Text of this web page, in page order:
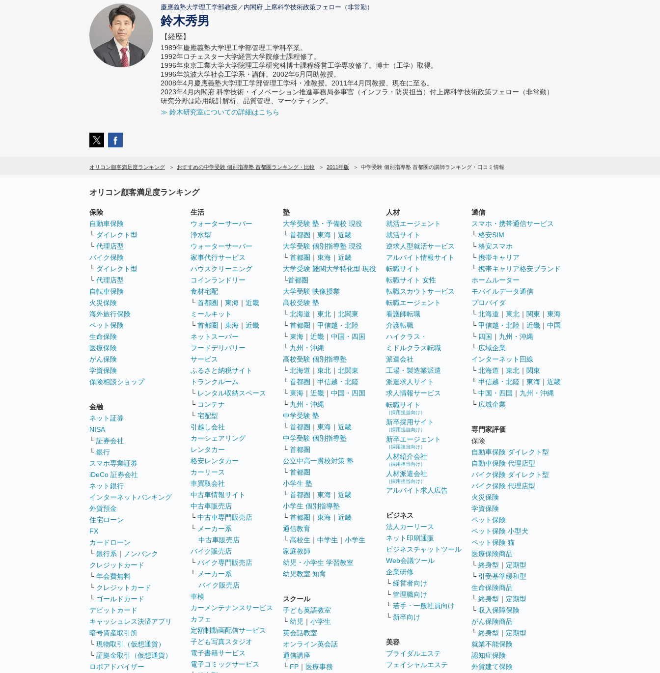
慶應義塾大学理工学部教授／内閣府 上席科学技術政策フェロー（非常勤）
鈴木秀男
【経歴】
1989年慶應義塾大学理工学部管理工学科卒業。
1992年ロチェスター大学経営大学院修士課程修了。
1996年東京工業大学大学院理工学研究科博士課程経営工学専攻修了。博士（工学）取得。
1996年筑波大学社会工学系・講師。2002年6月同助教授。
2008年4月慶應義塾大学理工学部管理工学科・准教授。2011年4月同教授、現在に至る。
2023年4月内閣府 科学技術・イノベーション推進事務局参事官（インフラ・防災担当）付上席科学技術政策フェロー（非常勤）
研究分野は応用統計解析、品質管理、マーケティング。
≫ 鈴木研究室についての詳細はこちら
オリコン顧客満足度ランキング おすすめの中学受験 個別指導塾 首都圏ランキング・比較 2011年版 中学受験 個別指導塾 首都圏の講師ランキング・口コミ情報
オリコン顧客満足度ランキング
保険
自動車保険
└ ダイレクト型
└ 代理店型
バイク保険
└ ダイレクト型
└ 代理店型
自転車保険
火災保険
海外旅行保険
ペット保険
生命保険
医療保険
がん保険
学資保険
保険相談ショップ
金融
ネット証券
NISA
└ 証券会社
└ 銀行
スマホ専業証券
iDeCo 証券会社
ネット銀行
インターネットバンキング
外貨預金
住宅ローン
FX
カードローン
└ 銀行系 ｜ ノンバンク
クレジットカード
└ 年会費無料
└ クレジットカード
└ ゴールドカード
デビットカード
キャッシュレス決済アプリ
暗号資産取引所
└ 現物取引（仮想通貨）
└ 証拠金取引（仮想通貨）
ロボアドバイザー
生活
ウォーターサーバー
浄水型
ウォーターサーバー
家事代行サービス
ハウスクリーニング
コインランドリー
食材宅配
└ 首都圏 ｜ 東海 ｜ 近畿
ミールキット
└ 首都圏 ｜ 東海 ｜ 近畿
ネットスーパー
フードデリバリー
サービス
ふるさと納税サイト
トランクルーム
└ レンタル収納スペース
└ コンテナ
└ 宅配型
引越し会社
カーシェアリング
レンタカー
格安レンタカー
カーリース
車買取会社
中古車情報サイト
中古車販売店
└ 中古車専門販売店
└ メーカー系
中古車販売店
バイク販売店
└ バイク専門販売店
└ メーカー系
バイク販売店
車検
カーメンテナンスサービス
カフェ
定額制動画配信サービス
子ども写真スタジオ
電子書籍サービス
電子コミックサービス
塾
大学受験 塾・予備校 現役
└ 首都圏 ｜ 東海 ｜ 近畿
大学受験 個別指導塾 現役
└ 首都圏 ｜ 東海 ｜ 近畿
大学受験 難関大学特化型 現役
└首都圏
大学受験 映像授業
高校受験 塾
└ 北海道 ｜ 東北 ｜ 北関東
└ 首都圏 ｜ 甲信越・北陸
└ 東海 ｜ 近畿 ｜ 中国・四国
└ 九州・沖縄
高校受験 個別指導塾
└ 北海道 ｜ 東北 ｜ 北関東
└ 首都圏 ｜ 甲信越・北陸
└ 東海 ｜ 近畿 ｜ 中国・四国
└ 九州・沖縄
中学受験 塾
└ 首都圏 ｜ 東海 ｜ 近畿
中学受験 個別指導塾
└ 首都圏
公立中高一貫校対策 塾
└ 首都圏
小学生 塾
└ 首都圏 ｜ 東海 ｜ 近畿
小学生 個別指導塾
└ 首都圏 ｜ 東海 ｜ 近畿
通信教育
└ 高校生 ｜ 中学生 ｜ 小学生
家庭教師
幼児・小学生 学習教室
幼児教室 知育
スクール
子ども英語教室
└ 幼児 ｜ 小学生
英会話教室
オンライン英会話
通信講座
└ FP ｜ 医療事務
人材
就活エージェント
就活サイト
逆求人型就活サービス
アルバイト情報サイト
転職サイト
転職サイト 女性
転職スカウトサービス
転職エージェント
看護師転職
介護転職
ハイクラス・
ミドルクラス転職
派遣会社
工場・製造業派遣
派遣求人サイト
求人情報サービス
転職サイト
（採用担当向け）
新卒採用サイト
（採用担当向け）
新卒エージェント
（採用担当向け）
人材紹介会社
（採用担当向け）
人材派遣会社
（採用担当向け）
アルバイト求人広告
ビジネス
法人カーリース
ネット印刷通販
ビジネスチャットツール
Web会議ツール
企業研修
└ 経営者向け
└ 管理職向け
└ 若手・一般社員向け
└ 新卒向け
美容
ブライダルエステ
フェイシャルエステ
通信
スマホ・携帯通信サービス
└ 格安SIM
└ 格安スマホ
└ 携帯キャリア
└ 携帯キャリア格安ブランド
ホームルーター
モバイルデータ通信
プロバイダ
└ 北海道 ｜ 東北 ｜ 関東 ｜ 東海
└ 甲信越・北陸 ｜ 近畿 ｜ 中国
└ 四国 ｜ 九州・沖縄
└ 広域企業
インターネット回線
└ 北海道 ｜ 東北 ｜ 関東
└ 甲信越・北陸 ｜ 東海 ｜ 近畿
└ 中国・四国 ｜ 九州・沖縄
└ 広域企業
専門家評価
保険
自動車保険 ダイレクト型
自動車保険 代理店型
バイク保険 ダイレクト型
バイク保険 代理店型
火災保険
学資保険
ペット保険
ペット保険 小型犬
ペット保険 猫
医療保険商品
└ 終身型 ｜ 定期型
└ 引受基準緩和型
生命保険商品
└ 終身型 ｜ 定期型
└ 収入保障保険
がん保険商品
└ 終身型 ｜ 定期型
就業不能保険
認知症保険
外貨建て保険